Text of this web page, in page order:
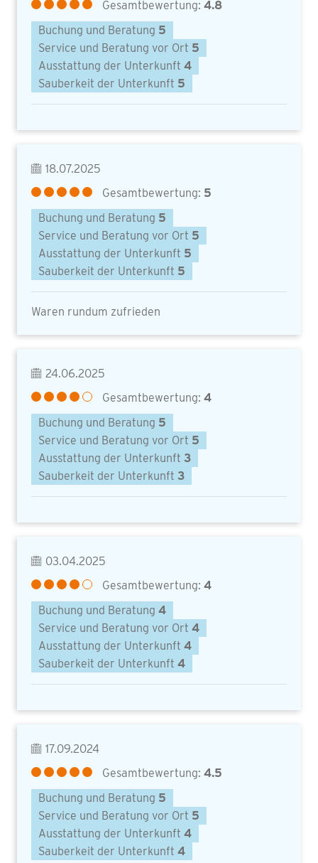
Gesamtbewertung: 4.8
Buchung und Beratung 5
Service und Beratung vor Ort 5
Ausstattung der Unterkunft 4
Sauberkeit der Unterkunft 5
18.07.2025
Gesamtbewertung: 5
Buchung und Beratung 5
Service und Beratung vor Ort 5
Ausstattung der Unterkunft 5
Sauberkeit der Unterkunft 5
Waren rundum zufrieden
24.06.2025
Gesamtbewertung: 4
Buchung und Beratung 5
Service und Beratung vor Ort 5
Ausstattung der Unterkunft 3
Sauberkeit der Unterkunft 3
03.04.2025
Gesamtbewertung: 4
Buchung und Beratung 4
Service und Beratung vor Ort 4
Ausstattung der Unterkunft 4
Sauberkeit der Unterkunft 4
17.09.2024
Gesamtbewertung: 4.5
Buchung und Beratung 5
Service und Beratung vor Ort 5
Ausstattung der Unterkunft 4
Sauberkeit der Unterkunft 4